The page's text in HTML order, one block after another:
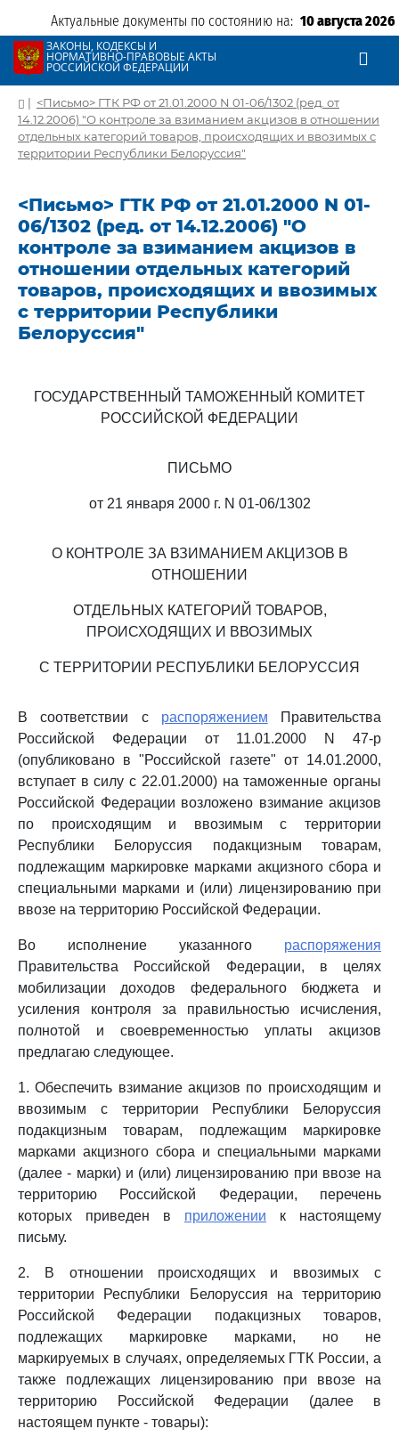
Актуальные документы по состоянию на: 10 августа 2026
ЗАКОНЫ, КОДЕКСЫ И
НОРМАТИВНО-ПРАВОВЫЕ АКТЫ
РОССИЙСКОЙ ФЕДЕРАЦИИ
| <Письмо> ГТК РФ от 21.01.2000 N 01-06/1302 (ред. от
14.12.2006) "О контроле за взиманием акцизов в отношении
отдельных категорий товаров, происходящих и ввозимых с
территории Республики Белоруссия"
<Письмо> ГТК РФ от 21.01.2000 N 01-
06/1302 (ред. от 14.12.2006) "О
контроле за взиманием акцизов в
отношении отдельных категорий
товаров, происходящих и ввозимых
с территории Республики
Белоруссия"
ГОСУДАРСТВЕННЫЙ ТАМОЖЕННЫЙ КОМИТЕТ
РОССИЙСКОЙ ФЕДЕРАЦИИ
ПИСЬМО
от 21 января 2000 г. N 01-06/1302
О КОНТРОЛЕ ЗА ВЗИМАНИЕМ АКЦИЗОВ В
ОТНОШЕНИИ
ОТДЕЛЬНЫХ КАТЕГОРИЙ ТОВАРОВ,
ПРОИСХОДЯЩИХ И ВВОЗИМЫХ
С ТЕРРИТОРИИ РЕСПУБЛИКИ БЕЛОРУССИЯ
В соответствии с распоряжением Правительства
Российской Федерации от 11.01.2000 N 47-р
(опубликовано в "Российской газете" от 14.01.2000,
вступает в силу с 22.01.2000) на таможенные органы
Российской Федерации возложено взимание акцизов
по происходящим и ввозимым с территории
Республики Белоруссия подакцизным товарам,
подлежащим маркировке марками акцизного сбора и
специальными марками и (или) лицензированию при
ввозе на территорию Российской Федерации.
Во исполнение указанного распоряжения
Правительства Российской Федерации, в целях
мобилизации доходов федерального бюджета и
усиления контроля за правильностью исчисления,
полнотой и своевременностью уплаты акцизов
предлагаю следующее.
1. Обеспечить взимание акцизов по происходящим и
ввозимым с территории Республики Белоруссия
подакцизным товарам, подлежащим маркировке
марками акцизного сбора и специальными марками
(далее - марки) и (или) лицензированию при ввозе на
территорию Российской Федерации, перечень
которых приведен в приложении к настоящему
письму.
2. В отношении происходящих и ввозимых с
территории Республики Белоруссия на территорию
Российской Федерации подакцизных товаров,
подлежащих маркировке марками, но не
маркируемых в случаях, определяемых ГТК России, а
также подлежащих лицензированию при ввозе на
территорию Российской Федерации (далее в
настоящем пункте - товары):